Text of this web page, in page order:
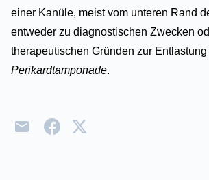
einer Kanüle, meist vom unteren Rand
entweder zu diagnostischen Zwecken
therapeutischen Gründen zur
Perikardtamponade.